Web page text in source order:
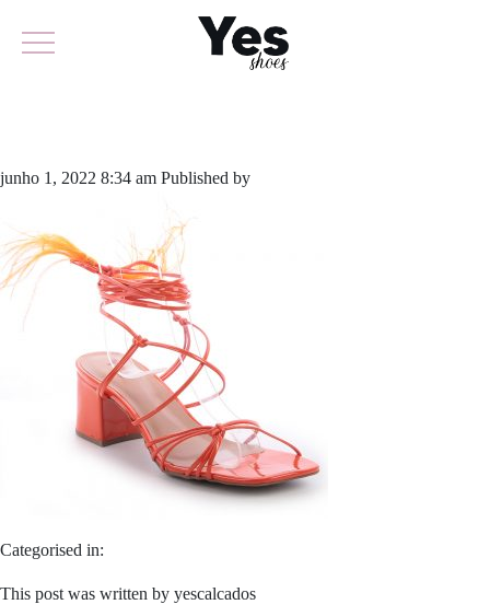
junho 1, 2022 8:34 am Published by
Categorised in:
This post was written by yescalcados